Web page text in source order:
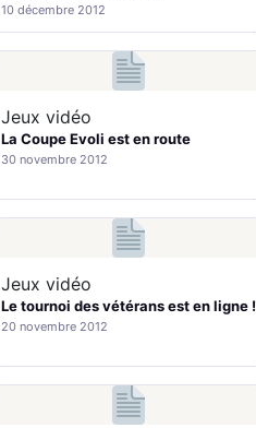
10 décembre 2012
Jeux vidéo
La Coupe Evoli est en route
30 novembre 2012
Jeux vidéo
Le tournoi des vétérans est en ligne !
20 novembre 2012